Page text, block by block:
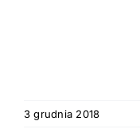
3 grudnia 2018